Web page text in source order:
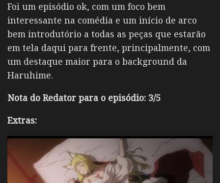
Foi um episódio ok, com um foco bem
interessante na comédia e um início de arco
bem introdutório a todas as peças que estarão
em tela daqui para frente, principalmente, com
um destaque maior para o background da
Haruhime.
Nota do Redator para o episódio: 3/5
Extras: